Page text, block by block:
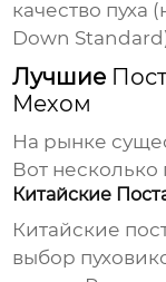
качество пуха
Down
Лучшие
Мехом
На рынке
Вот
Китайские
Китайские
выбор